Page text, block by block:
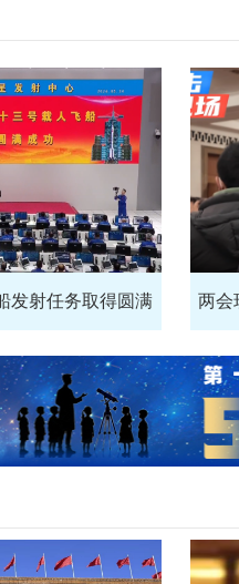
发射任务取得圆满 两会